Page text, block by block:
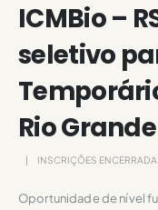
ICMBio –
seletivo
Rio Grande
INSCRIÇÕES
Oportunidade de nível